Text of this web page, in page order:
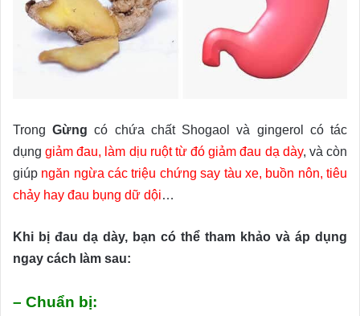
TrongGừng có chứa chất Shogaol và gingerol có tác
dụnggiảm đau, làm dịu ruột từ đó giảm đau dạ dày, và còn
giúp ngăn ngừa các triệu chứng say tàu xe, buồn nôn, tiêu
chảy hay đau bụng dữ dội…
Khi bị đau dạ dày, bạn có thể tham khảo và áp dụng
ngay cách làm sau:
– Chuẩn bị: